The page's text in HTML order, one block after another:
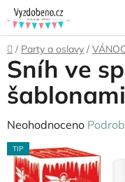
Přejít
na
obsah
Domů
/ Party a oslavy /
Sníh ve
šablonami
Průměrné
hodnocení
produktu
Neohodnoceno
TIP